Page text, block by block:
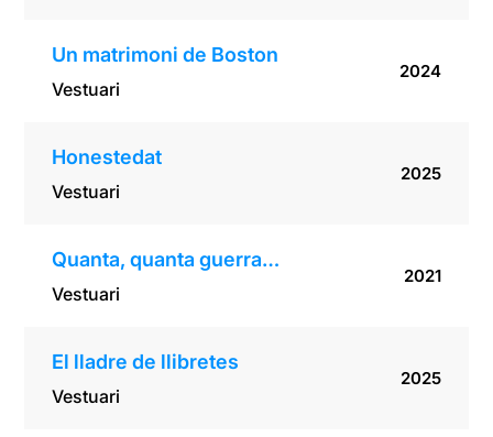
Un matrimoni de Boston
Vestuari
2024
Honestedat
Vestuari
2025
Quanta, quanta guerra…
Vestuari
2021
El lladre de llibretes
Vestuari
2025